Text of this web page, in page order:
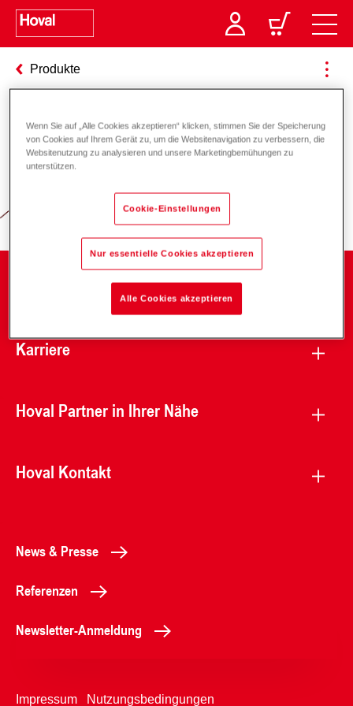
Produkte
Verantwortung für Energie und
Karriere
Hoval Partner in Ihrer Nähe
Hoval Kontakt
News & Presse
Referenzen
Newsletter-Anmeldung
Impressum Nutzungsbedingungen
Wenn Sie auf „Alle Cookies akzeptieren“ klicken, stimmen Sie der Speicherung
von Cookies auf Ihrem Gerät zu, um die Websitenavigation zu verbessern, die
Websitenutzung zu analysieren und unsere Marketingbemühungen zu
unterstützen.
Cookie-Einstellungen
Nur essentielle Cookies akzeptieren
Alle Cookies akzeptieren